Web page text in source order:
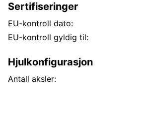
Sertifiseringer
EU-kontroll dato:
EU-kontroll gyldig til:
Hjulkonfigurasjon
Antall aksler: